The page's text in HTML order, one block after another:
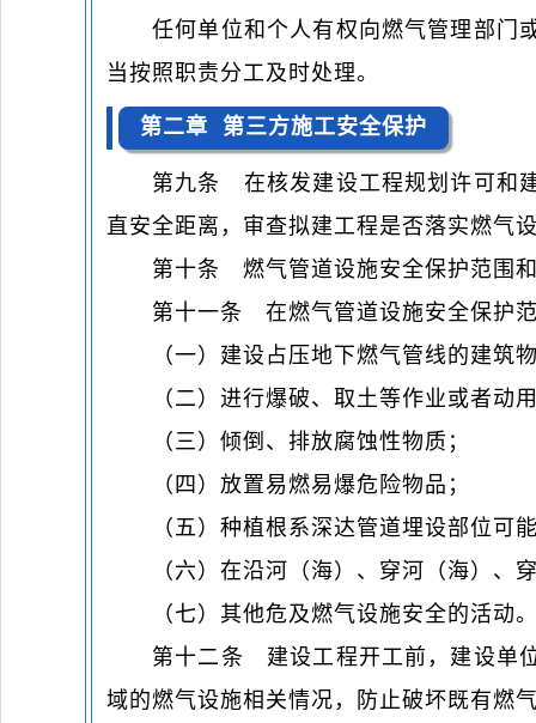
任何单位和个人有权向燃气管理部门
当按照职责分工及时处理。
第二章 第三方施工安全保护
第九条 在核发建设工程规划许可和
直安全距离，审查拟建工程是否落实燃气
第十条 燃气管道设施安全保护范围
第十一条 在燃气管道设施安全保护
（一）建设占压地下燃气管线的建筑
（二）进行爆破、取土等作业或者动
（三）倾倒、排放腐蚀性物质；
（四）放置易燃易爆危险物品；
（五）种植根系深达管道埋设部位可
（六）在沿河（海）、穿河（海）、
（七）其他危及燃气设施安全的活动
第十二条 建设工程开工前，建设单
域的燃气设施相关情况，防止破坏既有燃